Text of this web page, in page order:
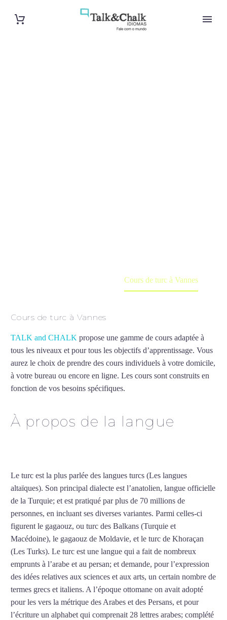
Cours de turc à Vannes
Cours de turc à Vannes
TALK and CHALK propose une gamme de cours adaptée à
tous les niveaux et pour tous les objectifs d’apprentissage. Vous
aurez le choix de prendre des cours individuels à votre domicile,
à votre bureau ou encore en ligne. Les cours sont construits en
fonction de vos besoins spécifiques.
À propos de la langue
Le turc est la plus parlée des langues turcs (Les langues
altaïques). Son principal dialecte est l’anatolien, langue officielle
de la Turquie; et est pratiqué par plus de 70 millions de
personnes, en incluant ses diverses variantes. Parmi celles-ci
figurent le gagaouz, ou turc des Balkans (Turquie et
Macédoine), le gagaouz de Moldavie, et le turc de Khoraçan
(Les Turks). Le turc est une langue qui a fait de nombreux
emprunts à l’arabe et au persan; et demande, pour l’expression
des idées relatives aux sciences et aux arts, un certain nombre de
termes grecs et italiens. A l’époque ottomane on avait adopté
pour les vers la métrique des Arabes et des Persans, et pour
l’écriture un alphabet qui comprenait 28 lettres arabes; complété